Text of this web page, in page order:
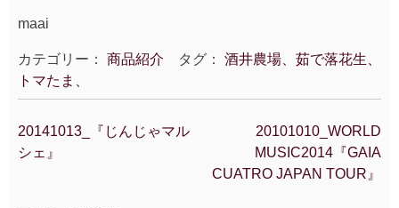
maai
カテゴリー： 商品紹介 タグ： 酒井農場、茹で落花生、
トマたま、
投
稿
20141013_『じんじゃマル
シェ』
20101010_WORLD
MUSIC2014『GAIA
CUATRO JAPAN TOUR』